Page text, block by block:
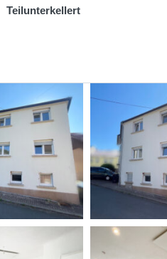
Teilunterkellert